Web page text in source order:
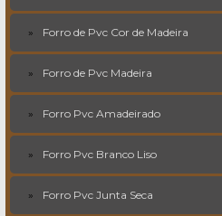
Forro de Pvc Cor de Madeira
Forro de Pvc Madeira
Forro Pvc Amadeirado
Forro Pvc Branco Liso
Forro Pvc Junta Seca